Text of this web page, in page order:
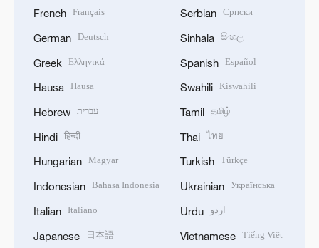
French Français
German Deutsch
Greek Ελληνικά
Hausa Hausa
Hebrew עברית
Hindi हिन्दी
Hungarian Magyar
Indonesian Bahasa Indonesia
Italian Italiano
Japanese 日本語
Serbian Српски
Sinhala සිංහල
Spanish Español
Swahili Kiswahili
Tamil தமிழ்
Thai ไทย
Turkish Türkçe
Ukrainian Українська
Urdu اردو
Vietnamese Tiếng Việt